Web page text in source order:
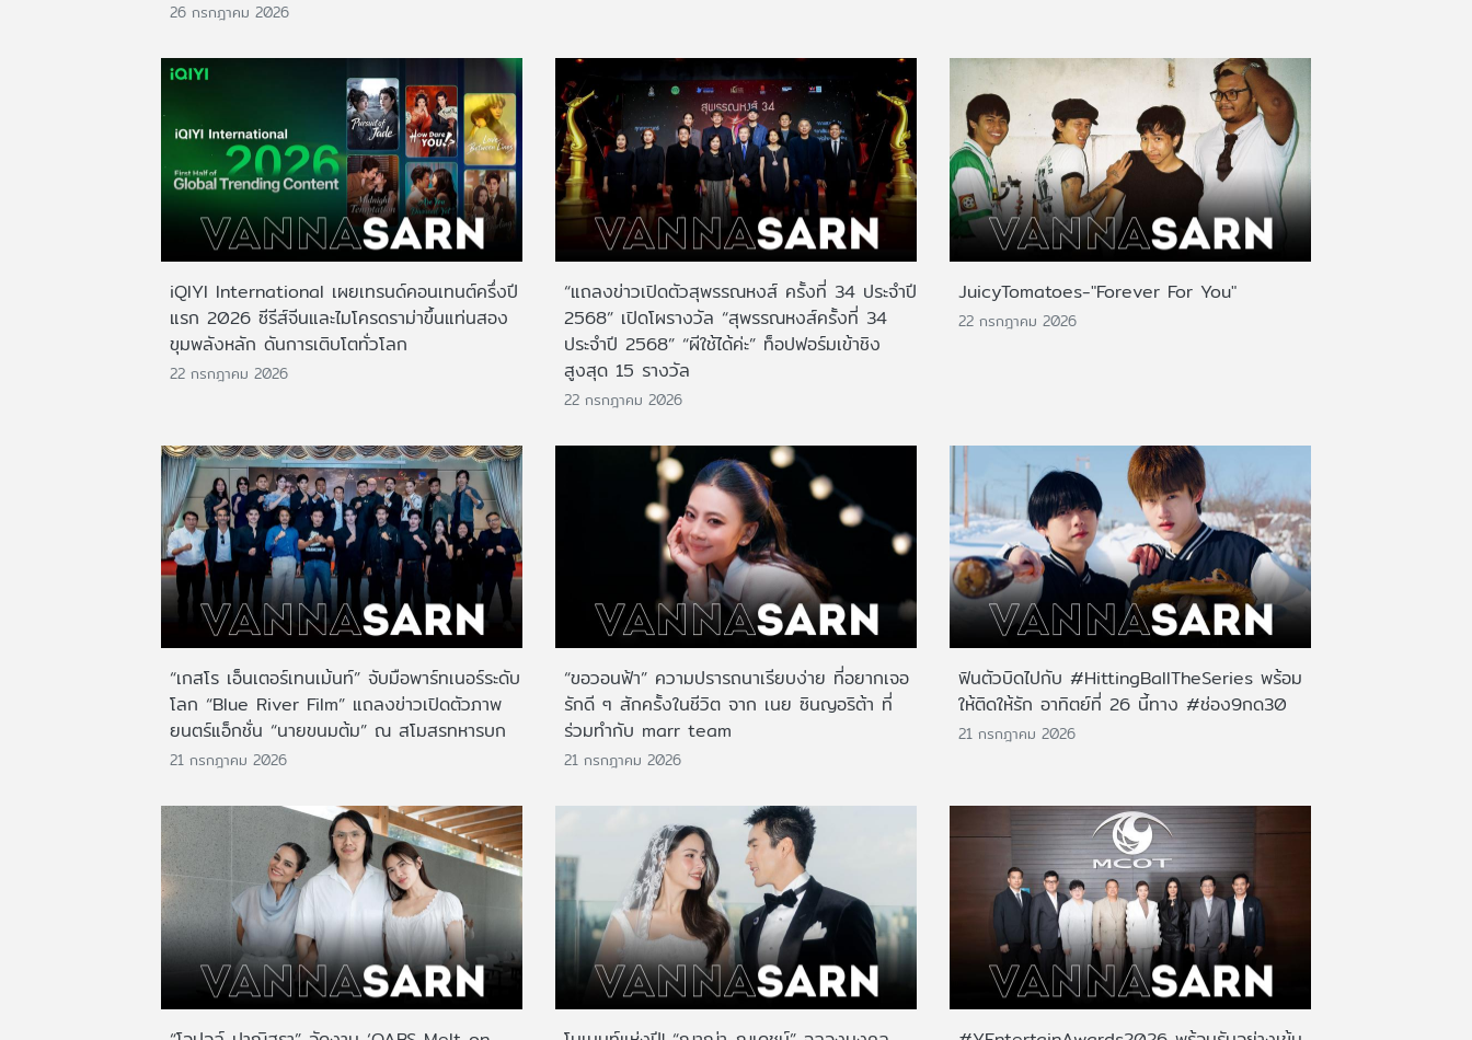
26 กรกฎาคม 2026
iQIYI International เผยเทรนด์คอนเทนต์ครึ่งปี
แรก 2026 ซีรีส์จีนและไมโครดราม่าขึ้นแท่นสอง
ขุมพลังหลัก ดันการเติบโตทั่วโลก
22 กรกฎาคม 2026
“แถลงข่าวเปิดตัวสุพรรณหงส์ ครั้งที่ 34 ประจำปี
2568” เปิดโผรางวัล “สุพรรณหงส์ครั้งที่ 34
ประจำปี 2568” “ผีใช้ได้ค่ะ” ท็อปฟอร์มเข้าชิง
สูงสุด 15 รางวัล
22 กรกฎาคม 2026
JuicyTomatoes-"Forever For You"
22 กรกฎาคม 2026
“เกสโร เอ็นเตอร์เทนเม้นท์” จับมือพาร์ทเนอร์ระดับ
โลก “Blue River Film” แถลงข่าวเปิดตัวภาพ
ยนตร์แอ็กชั่น “นายขนมต้ม” ณ สโมสรทหารบก
21 กรกฎาคม 2026
“ขอวอนฟ้า” ความปรารถนาเรียบง่าย ที่อยากเจอ
รักดี ๆ สักครั้งในชีวิต จาก เนย ซินญอริต้า ที่
ร่วมทำกับ marr team
21 กรกฎาคม 2026
ฟินตัวบิดไปกับ #HittingBallTheSeries พร้อม
ให้ติดให้รัก อาทิตย์ที่ 26 นี้ทาง #ช่อง9กด30
21 กรกฎาคม 2026